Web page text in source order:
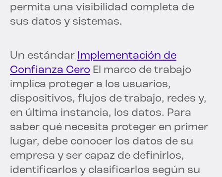
permita una visibilidad completa de
sus datos y sistemas.
Un estándar Implementación de
Confianza Cero El marco de trabajo
implica proteger a los usuarios,
dispositivos, flujos de trabajo, redes y,
en última instancia, los datos. Para
saber qué necesita proteger en primer
lugar, debe conocer los datos de su
empresa y ser capaz de definirlos,
identificarlos y clasificarlos según su